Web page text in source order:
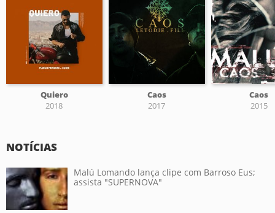
Quiero
2018
Caos
2017
Caos
2015
NOTÍCIAS
Malú Lomando lança clipe com Barroso Eus;
assista "SUPERNOVA"